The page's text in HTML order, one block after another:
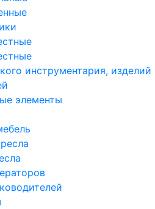
инструментария, изделий
элементы